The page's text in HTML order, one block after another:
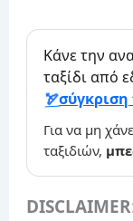
Κάνε την
ταξίδι από
Για να μη
ταξιδιών,
DISCLAIMER